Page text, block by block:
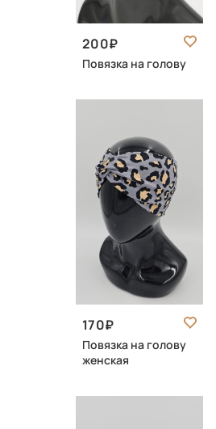
200
Повязка на голову
170
Повязка на голову
женская